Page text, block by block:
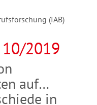
(IAB)
2019
auf
in